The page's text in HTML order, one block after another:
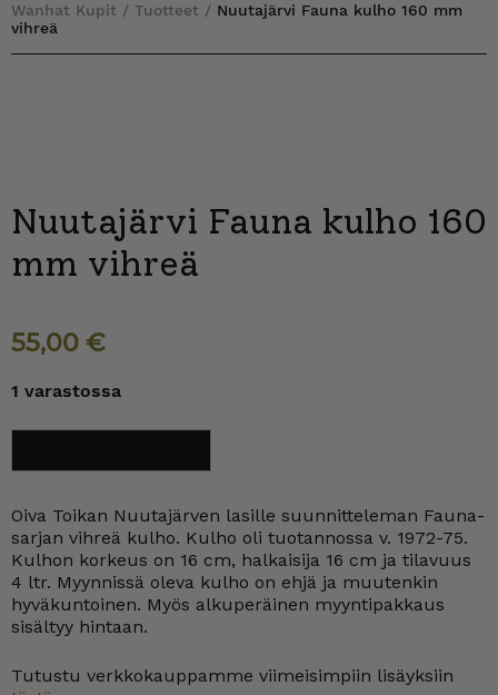
Wanhat Kupit / Tuotteet / Nuutajärvi Fauna kulho 160 mm
vihreä
Nuutajärvi Fauna kulho 160
mm vihreä
55,00 €
1 varastossa
kulho
vihreä
määrä
Oiva Toikan Nuutajärven lasille suunnitteleman Fauna-
sarjan vihreä kulho. Kulho oli tuotannossa v. 1972-75.
Kulhon korkeus on 16 cm, halkaisija 16 cm ja tilavuus
4 ltr. Myynnissä oleva kulho on ehjä ja muutenkin
hyväkuntoinen. Myös alkuperäinen myyntipakkaus
sisältyy hintaan.
Tutustu verkkokauppamme viimeisimpiin lisäyksiin